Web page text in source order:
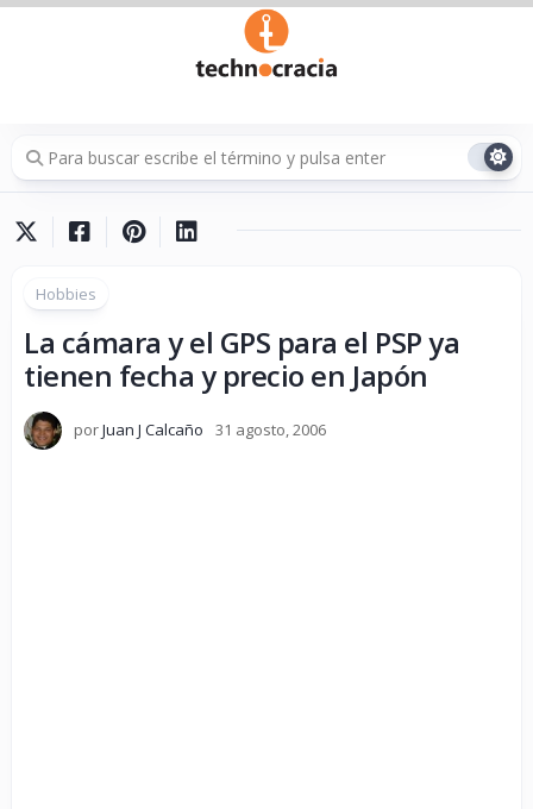
Saltar
Hobbies
La cámara y el GPS para el PSP ya
tienen fecha y precio en Japón
porJuan J Calcaño 31 agosto, 2006